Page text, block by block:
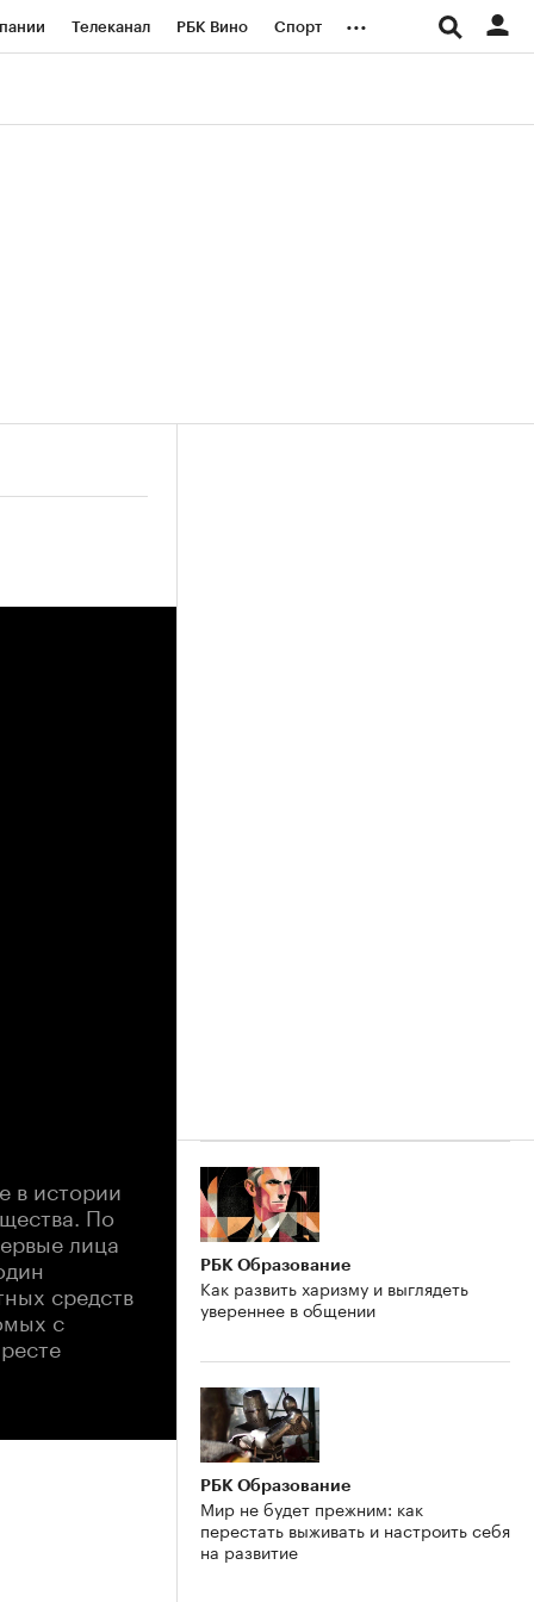
Телеканал РБК Вино Спорт ...
в истории
По
лица
средств
с
РБК Образование
Как развить харизму и выглядеть
увереннее в общении
РБК Образование
Мир не будет прежним: как
перестать выживать и настроить себя
на развитие